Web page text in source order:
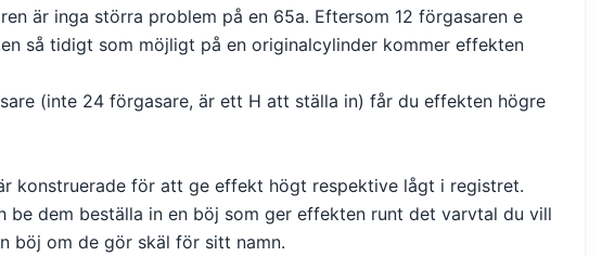
är inga störra problem på en 65a. Eftersom 12 förgasaren e
så tidigt som möjligt på en originalcylinder kommer effekten
(inte 24 förgasare, är ett H att ställa in) får du effekten högre
konstruerade för att ge effekt högt respektive lågt i registret.
be dem beställa in en böj som ger effekten runt det varvtal du vill
böj om de gör skäl för sitt namn.